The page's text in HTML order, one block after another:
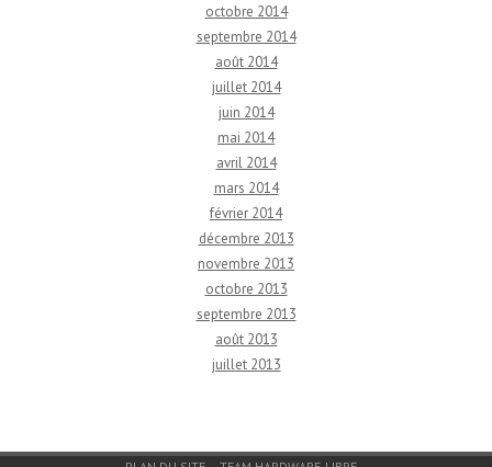
octobre 2014
septembre 2014
août 2014
juillet 2014
juin 2014
mai 2014
avril 2014
mars 2014
février 2014
décembre 2013
novembre 2013
octobre 2013
septembre 2013
août 2013
juillet 2013
Menu du bas de page